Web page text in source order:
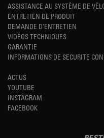
ASSISTANCE AU SYSTÈME DE
ENTRETIEN DE PRODUIT
DEMANDE D'ENTRETIEN
VIDÉOS TECHNIQUES
GARANTIE
INFORMATIONS DE SECURITE
ACTUS
YOUTUBE
INSTAGRAM
FACEBOOK